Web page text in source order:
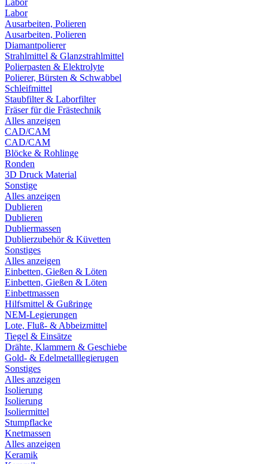
Labor
Labor
Ausarbeiten, Polieren
Ausarbeiten, Polieren
Diamantpolierer
Strahlmittel & Glanzstrahlmittel
Polierpasten & Elektrolyte
Polierer, Bürsten & Schwabbel
Schleifmittel
Staubfilter & Laborfilter
Fräser für die Frästechnik
Alles anzeigen
CAD/CAM
CAD/CAM
Blöcke & Rohlinge
Ronden
3D Druck Material
Sonstige
Alles anzeigen
Dublieren
Dublieren
Dubliermassen
Dublierzubehör & Küvetten
Sonstiges
Alles anzeigen
Einbetten, Gießen & Löten
Einbetten, Gießen & Löten
Einbettmassen
Hilfsmittel & Gußringe
NEM-Legierungen
Lote, Fluß- & Abbeizmittel
Tiegel & Einsätze
Drähte, Klammern & Geschiebe
Gold- & Edelmetalllegierugen
Sonstiges
Alles anzeigen
Isolierung
Isolierung
Isoliermittel
Stumpflacke
Knetmassen
Alles anzeigen
Keramik